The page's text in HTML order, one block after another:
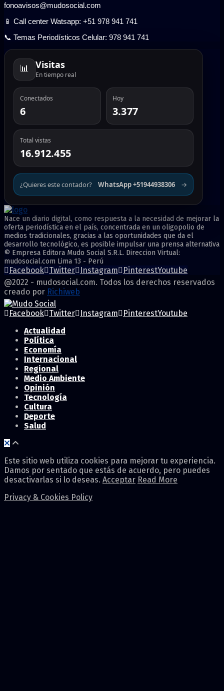
fonoavisos@mudosocial.com
📱 Call center Watsapp: +51 978 941 741
📞 Temas Periodísticos Celular: 978 941 741
📊 Visitas
En tiempo real
Conectados
6
Hoy
3.377
Total vistas
16.912.455
¿Quieres este contador? WhatsApp +51944938306 →
Nace un diario digital, como respuesta a la necesidad de mejorar la
oferta periodística en el país, concentrada en un oligopolio de
medios tradicionales, gracias a las oportunidades que da el
desarrollo tecnológico, es posible impulsar una prensa alternativa
© Empresa Editora Mudo Social S.R.L. Direccion Virtual:
mudosocial.com Lima 13 - Perú
Facebook Twitter Instagram PinterestYoutube
@2022 - mudosocial.com. Todos los derechos reservados
creado por Richiweb
Facebook Twitter Instagram PinterestYoutube
Actualidad
Política
Economía
Internacional
Regional
Medio Ambiente
Opinión
Tecnología
Cultura
Deporte
Salud
Este sitio web utiliza cookies para mejorar tu experiencia.
Damos por sentado que estás de acuerdo, pero puedes
desactivarlas si lo deseas. Acceptar Read More
Privacy & Cookies Policy